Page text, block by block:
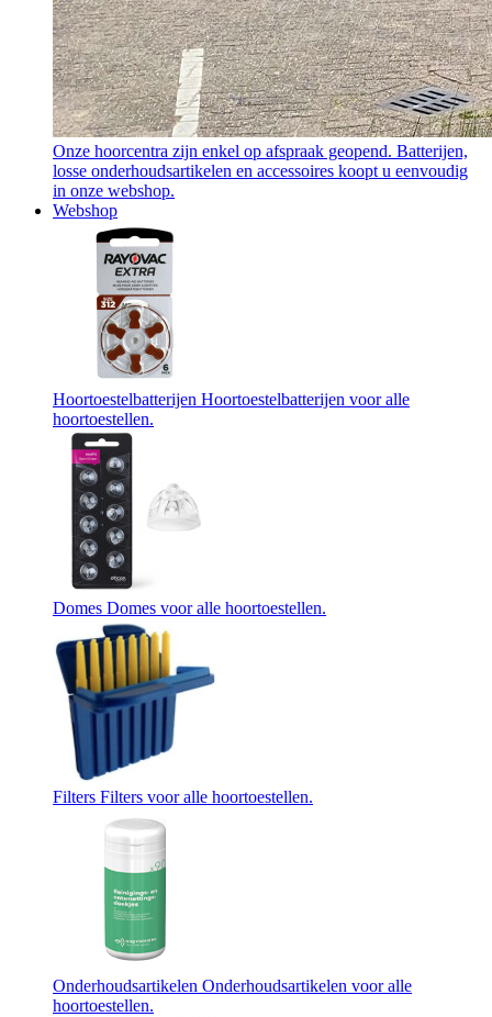
Onze hoorcentra zijn enkel op afspraak geopend. Batterijen,
losse onderhoudsartikelen en accessoires koopt u eenvoudig
in onze webshop.
Webshop
Hoortoestelbatterijen Hoortoestelbatterijen voor alle
hoortoestellen.
Domes Domes voor alle hoortoestellen.
Filters Filters voor alle hoortoestellen.
Onderhoudsartikelen Onderhoudsartikelen voor alle
hoortoestellen.